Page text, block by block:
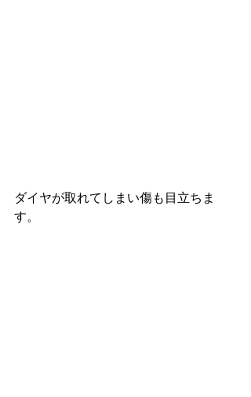
ダイヤが取れてしまい傷も目立ちま
す。